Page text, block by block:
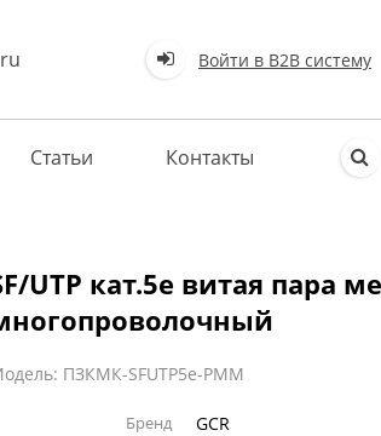
Войти в В2В систему
Статьи Контакты
UTP кат.5e витая пара
ПЗКМК-SFUTP5e-PMM
Бренд GCR